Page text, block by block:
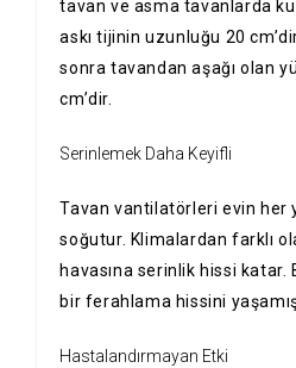
tavan ve asma tavanlarda
askı tijinin uzunluğu 20
sonra tavandan aşağı olan
cm’dir.
Serinlemek Daha Keyifli
Tavan vantilatörleri evin her
soğutur. Klimalardan farklı
havasına serinlik hissi katar.
bir ferahlama hissini
Hastalandırmayan Etki